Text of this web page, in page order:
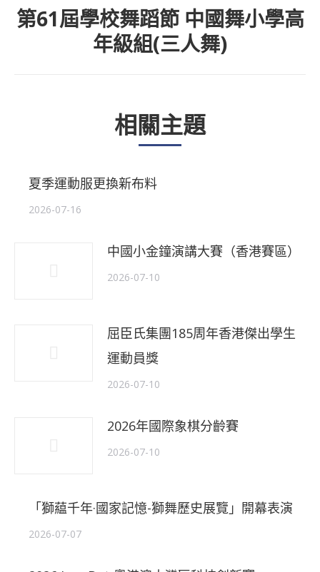
下
一
題
第61屆學校舞蹈節 中國舞小學高
年級組(三人舞)
相關主題
夏季運動服更換新布料
2026-07-16
中國小金鐘演講大賽（香港賽區）
2026-07-10
屈臣氏集團185周年香港傑出學生
運動員獎
2026-07-10
2026年國際象棋分齡賽
2026-07-10
「獅藴千年·國家記憶-獅舞歷史展覽」開幕表演
2026-07-07